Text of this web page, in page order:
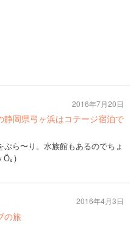
静岡県弓ヶ浜はコテージ宿泊で
ら〜り。水族館もあるのでちょ
Ӧ｡)
2016年7月20日
の旅
2016年4月3日